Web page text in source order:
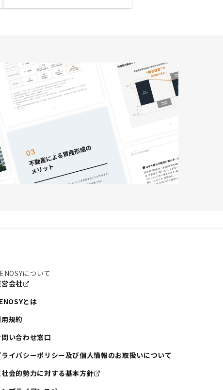
について
会社
とは
規約
問い合わせ窓口
ライバシーポリシー及び個人情報のお取扱いについて
会的勢力に対する基本方針